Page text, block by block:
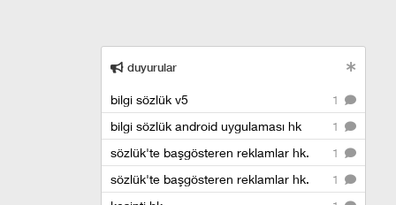
duyurular
1
bilgi sözlük v5
1
bilgi sözlük android uygulaması hk
1
sözlük'te başgösteren reklamlar hk.
1
sözlük'te başgösteren reklamlar hk.